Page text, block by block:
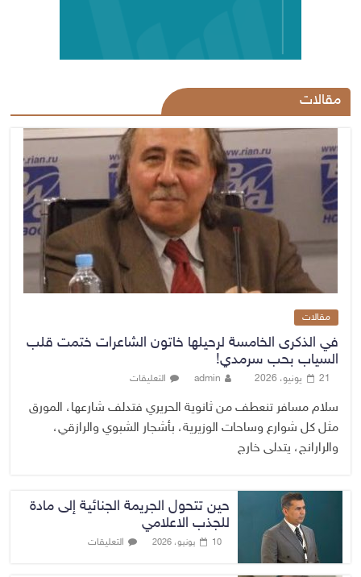
مقالات
مقالات
في الذكرى الخامسة لرحيلها خاتون الشاعرات ختمت قلب
السياب بحب سرمدي!
21 يونيو، 2026 admin التعليقات
سلام مسافر تنعطف من ثانوية الحريري فتدلف شارعها، المورق
مثل كل شوارع وساحات الوزيرية، بأشجار الشبوي والرازقي،
والرارانج، يتدلى خارج
حين تتحول الجريمة الجنائية إلى مادة
للجذب الاعلامي
10 يونيو، 2026 التعليقات